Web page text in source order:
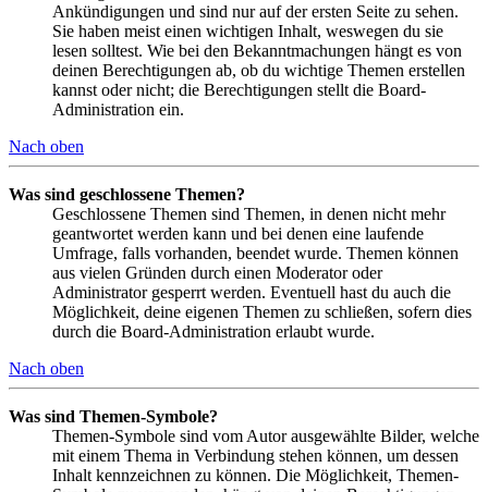
Ankündigungen und sind nur auf der ersten Seite zu sehen.
Sie haben meist einen wichtigen Inhalt, weswegen du sie
lesen solltest. Wie bei den Bekanntmachungen hängt es von
deinen Berechtigungen ab, ob du wichtige Themen erstellen
kannst oder nicht; die Berechtigungen stellt die Board-
Administration ein.
Nach oben
Was sind geschlossene Themen?
Geschlossene Themen sind Themen, in denen nicht mehr
geantwortet werden kann und bei denen eine laufende
Umfrage, falls vorhanden, beendet wurde. Themen können
aus vielen Gründen durch einen Moderator oder
Administrator gesperrt werden. Eventuell hast du auch die
Möglichkeit, deine eigenen Themen zu schließen, sofern dies
durch die Board-Administration erlaubt wurde.
Nach oben
Was sind Themen-Symbole?
Themen-Symbole sind vom Autor ausgewählte Bilder, welche
mit einem Thema in Verbindung stehen können, um dessen
Inhalt kennzeichnen zu können. Die Möglichkeit, Themen-